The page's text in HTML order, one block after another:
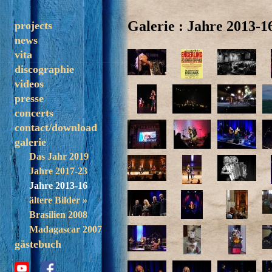
projects
solo
trezoulé
band
madagascar
news
vita
discographie
videos
presse
concerts
contact/download
galerie
Das Jahr 2019
Jahre 2017-23
Jahre 2013-16
ältere Bilder »
Brasilien 2008
Madagascar 2007
gästebuch
Galerie : Jahre 2013-